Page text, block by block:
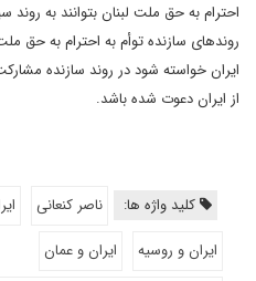
احترام به حق ملت لبنان بتوانند به
روندهای سازنده توأم به احترام به حق
ایران خواسته شود در روند سازنده
از ایران دعوت شده باشد.
کلید واژه ها: ناصر کنعانی
ایران و روسیه
ایران و عمان